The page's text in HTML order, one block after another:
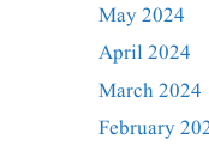
May 2024
April 2024
March 2024
February